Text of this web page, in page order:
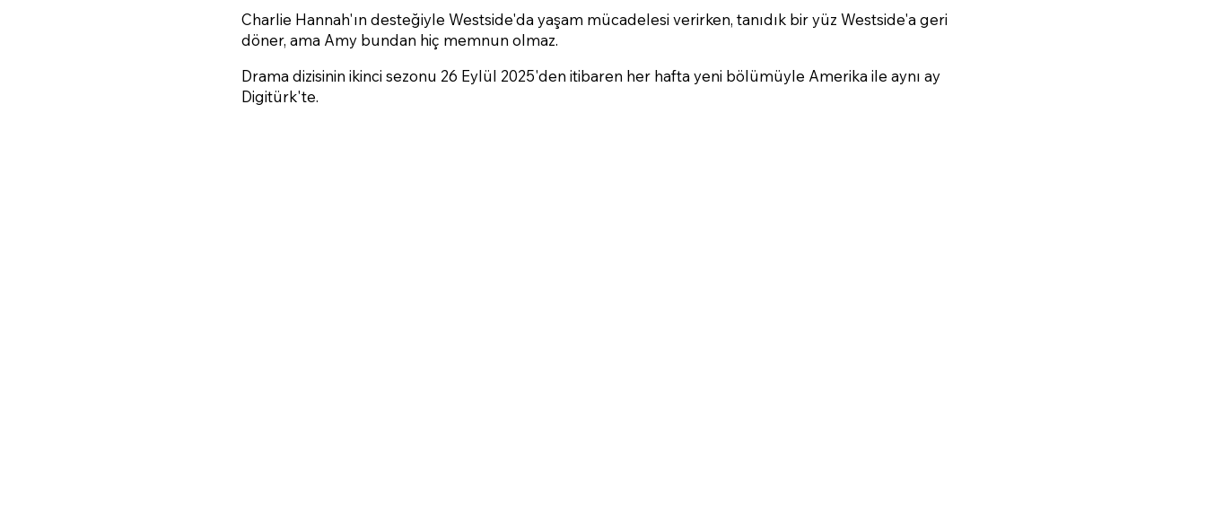
Charlie Hannah'ın desteğiyle Westside'da yaşam mücadelesi verirken, tanıdık bir yüz Westside'a geri
döner, ama Amy bundan hiç memnun olmaz.
Drama dizisinin ikinci sezonu 26 Eylül 2025'den itibaren her hafta yeni bölümüyle Amerika ile aynı ay
Digitürk'te.